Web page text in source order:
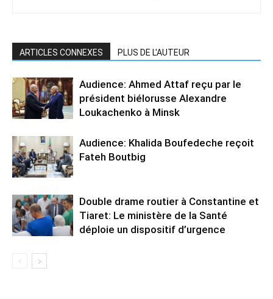
ARTICLES CONNEXES PLUS DE L'AUTEUR
Audience: Ahmed Attaf reçu par le
président biélorusse Alexandre
Loukachenko à Minsk
Audience: Khalida Boufedeche reçoit
Fateh Boutbig
Double drame routier à Constantine et
Tiaret: Le ministère de la Santé
déploie un dispositif d’urgence